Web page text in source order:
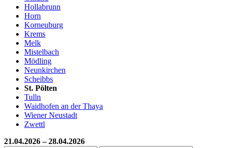
Hollabrunn
Horn
Korneuburg
Krems
Melk
Mistelbach
Mödling
Neunkirchen
Scheibbs
St. Pölten
Tulln
Waidhofen an der Thaya
Wiener Neustadt
Zwettl
21.04.2026 – 28.04.2026